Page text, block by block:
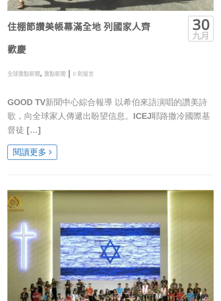
住棚節讚美帳幕滿全地 列國家人齊
歡慶
全球重點新聞 , 重點新聞 0 則留言
30
九月
GOOD TV新聞中心綜合報導 以希伯來語演唱的讚美詩
歌，向全球家人傳遞出盼望信息。ICEJ耶路撒冷國際基
督徒 […]
閱讀更多